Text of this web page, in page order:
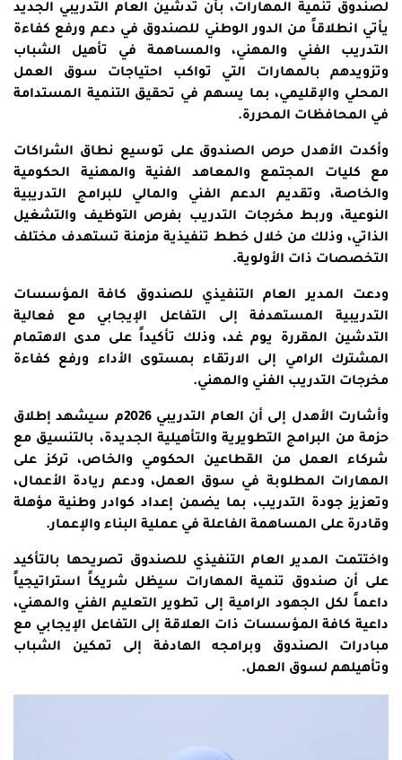
لصندوق تنمية المهارات، بأن تدشين العام التدريبي الجديد
يأتي انطلاقاً من الدور الوطني للصندوق في دعم ورفع كفاءة
التدريب الفني والمهني، والمساهمة في تأهيل الشباب
وتزويدهم بالمهارات التي تواكب احتياجات سوق العمل
المحلي والإقليمي، بما يسهم في تحقيق التنمية المستدامة
في المحافظات المحررة.
وأكدت الأهدل حرص الصندوق على توسيع نطاق الشراكات
مع كليات المجتمع والمعاهد الفنية والمهنية الحكومية
والخاصة، وتقديم الدعم الفني والمالي للبرامج التدريبية
النوعية، وربط مخرجات التدريب بفرص التوظيف والتشغيل
الذاتي، وذلك من خلال خطط تنفيذية مزمنة تستهدف مختلف
التخصصات ذات الأولوية.
ودعت المدير العام التنفيذي للصندوق كافة المؤسسات
التدريبية المستهدفة إلى التفاعل الإيجابي مع فعالية
التدشين المقررة يوم غد، وذلك تأكيداً على مدى الاهتمام
المشترك الرامي إلى الارتقاء بمستوى الأداء ورفع كفاءة
مخرجات التدريب الفني والمهني.
وأشارت الأهدل إلى أن العام التدريبي 2026م سيشهد إطلاق
حزمة من البرامج التطويرية والتأهيلية الجديدة، بالتنسيق مع
شركاء العمل من القطاعين الحكومي والخاص، تركز على
المهارات المطلوبة في سوق العمل، ودعم ريادة الأعمال،
وتعزيز جودة التدريب، بما يضمن إعداد كوادر وطنية مؤهلة
وقادرة على المساهمة الفاعلة في عملية البناء والإعمار.
واختتمت المدير العام التنفيذي للصندوق تصريحها بالتأكيد
على أن صندوق تنمية المهارات سيظل شريكاً استراتيجياً
داعماً لكل الجهود الرامية إلى تطوير التعليم الفني والمهني،
داعية كافة المؤسسات ذات العلاقة إلى التفاعل الإيجابي مع
مبادرات الصندوق وبرامجه الهادفة إلى تمكين الشباب
وتأهيلهم لسوق العمل.